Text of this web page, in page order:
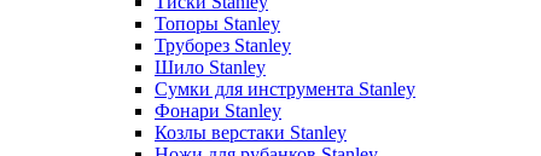
Топоры Stanley
Труборез Stanley
Шило Stanley
Сумки для инструмента Stanley
Фонари Stanley
Козлы верстаки Stanley